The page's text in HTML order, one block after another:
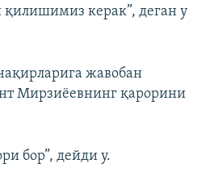
керак”, деган у
жавобан
Мирзиёевнинг қарорини
бор”, дейди у.